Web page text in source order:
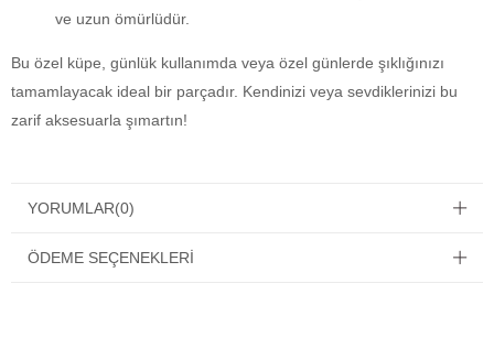
ve uzun ömürlüdür.
Bu özel küpe, günlük kullanımda veya özel günlerde şıklığınızı
tamamlayacak ideal bir parçadır. Kendinizi veya sevdiklerinizi bu
zarif aksesuarla şımartın!
YORUMLAR(0)
ÖDEME SEÇENEKLERI